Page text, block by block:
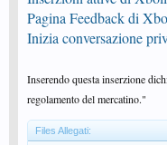
Pagina Feedback di
Inizia conversazione
Inserendo questa inserzione
regolamento del mercatino."
Files Allegati: